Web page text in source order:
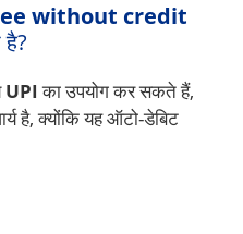
without credit
UPI का उपयोग कर सकते हैं,
है, क्योंकि यह ऑटो-डेबिट